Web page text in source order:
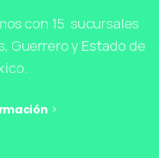
con 15 sucursales
Guerrero y Estado de